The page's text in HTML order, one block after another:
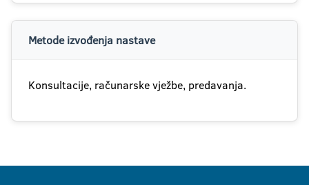
Metode izvođenja nastave
Konsultacije, računarske vježbe, predavanja.